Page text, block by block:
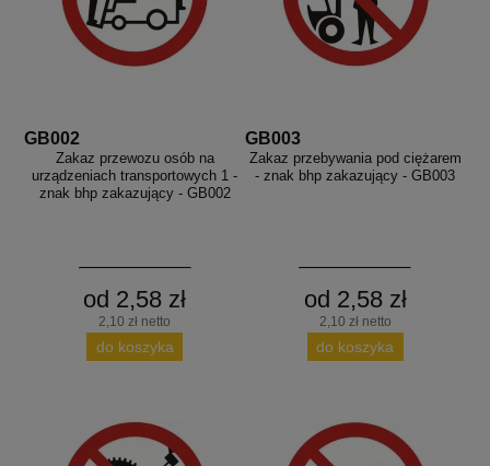
GB002
Zakaz przewozu osób na
urządzeniach transportowych 1 -
znak bhp zakazujący - GB002
od 2,58 zł
2,10 zł netto
do koszyka
GB003
Zakaz przebywania pod ciężarem
- znak bhp zakazujący - GB003
od 2,58 zł
2,10 zł netto
do koszyka